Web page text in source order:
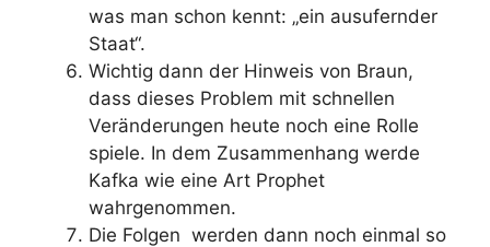
was man schon kennt: „ein ausufernder
Staat“.
Wichtig dann der Hinweis von Braun,
dass dieses Problem mit schnellen
Veränderungen heute noch eine Rolle
spiele. In dem Zusammenhang werde
Kafka wie eine Art Prophet
wahrgenommen.
Die Folgen werden dann noch einmal so